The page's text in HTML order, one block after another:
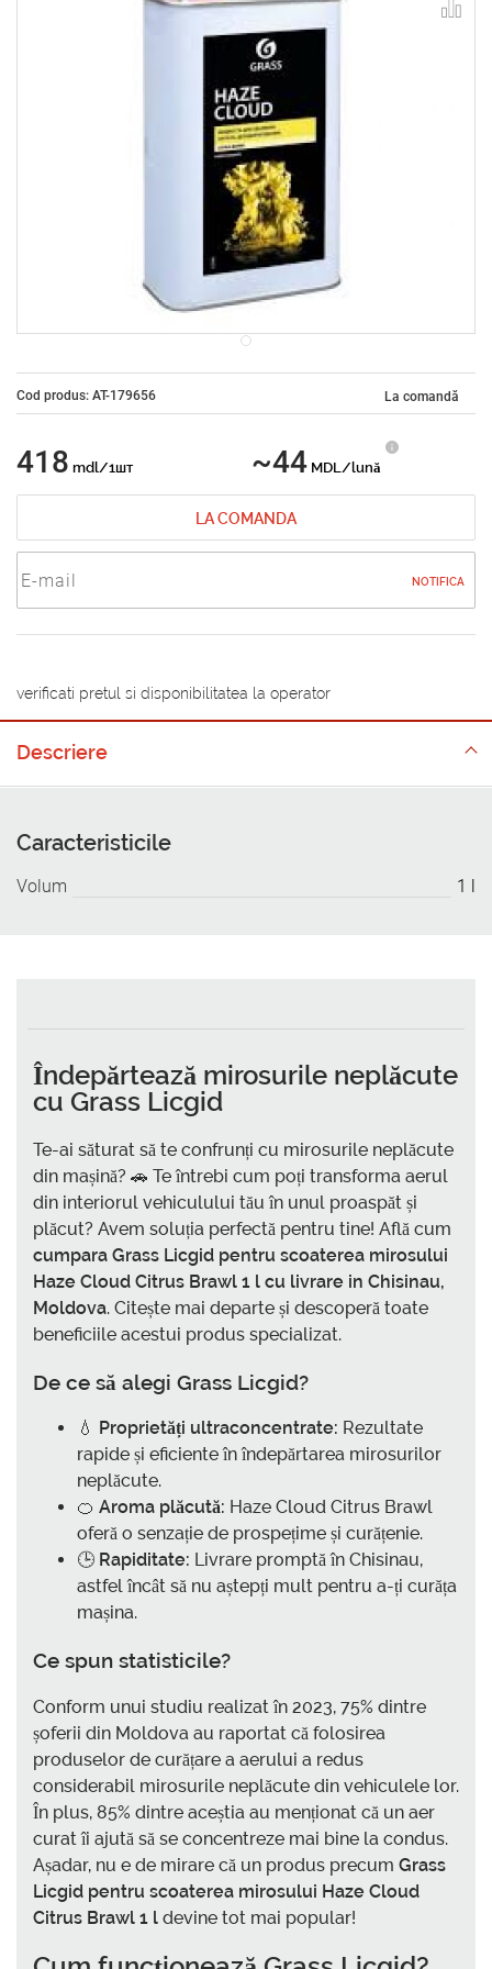
Cod produs: AT-179656 La comandă
418 mdl/1шт ~44 MDL/lună
LA COMANDA
NOTIFICA
verificati pretul si disponibilitatea la operator
Descriere
Caracteristicile
Volum 1 l
Îndepărtează mirosurile neplăcute
cu Grass Licgid
Te-ai săturat să te confrunți cu mirosurile neplăcute
din mașină? 🚗 Te întrebi cum poți transforma aerul
din interiorul vehiculului tău în unul proaspăt și
plăcut? Avem soluția perfectă pentru tine! Află cum
cumpara Grass Licgid pentru scoaterea mirosului
Haze Cloud Citrus Brawl 1 l cu livrare in Chisinau,
Moldova. Citește mai departe și descoperă toate
beneficiile acestui produs specializat.
De ce să alegi Grass Licgid?
💧 Proprietăți ultraconcentrate: Rezultate
rapide și eficiente în îndepărtarea mirosurilor
neplăcute.
🍊 Aroma plăcută: Haze Cloud Citrus Brawl
oferă o senzație de prospețime și curățenie.
🕒 Rapiditate: Livrare promptă în Chisinau,
astfel încât să nu aștepți mult pentru a-ți curăța
mașina.
Ce spun statisticile?
Conform unui studiu realizat în 2023, 75% dintre
șoferii din Moldova au raportat că folosirea
produselor de curățare a aerului a redus
considerabil mirosurile neplăcute din vehiculele lor.
În plus, 85% dintre aceștia au menționat că un aer
curat îi ajută să se concentreze mai bine la condus.
Așadar, nu e de mirare că un produs precum Grass
Licgid pentru scoaterea mirosului Haze Cloud
Citrus Brawl 1 l devine tot mai popular!